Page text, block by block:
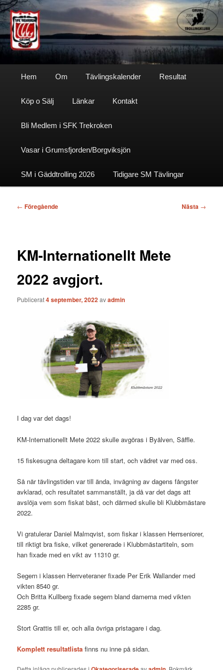
Hoppa
till
primärt
innehållSfktrekroken
Hem Om Tävlingskalender Resultat
Köp o Sälj Länkar Kontakt
Bli Medlem i SFK Trekroken
Vasar i Grumsfjorden/Borgviksjön
SM i Gäddtrolling 2026 Tidigare SM Tävlingar
Inläggsnavigering
← Föregående Nästa →
KM-Internationellt Mete
2022 avgjort.
Publicerat4 september, 2022avadmin
I dag var det dags!
KM-Internationellt Mete 2022 skulle avgöras i Byälven, Säffle.
15 fiskesugna deltagare kom till start, och vädret var med oss.
Så när tävlingstiden var till ända, invägning av dagens fångster
avklarad, och resultatet sammanställt, ja då var det dags att
avslöja vem som fiskat bäst, och därmed skulle bli Klubbmästare
2022.
Vi gratulerar Daniel Malmqvist, som fiskar i klassen Herrseniorer,
till riktigt bra fiske, vilket genererade i Klubbmästartiteln, som
han fixade med en vikt av 11310 gr.
Segern i klassen Herrveteraner fixade Per Erik Wallander med
vikten 8540 gr.
Och Britta Kullberg fixade segern bland damerna med vikten
2285 gr.
Stort Grattis till er, och alla övriga pristagare i dag.
Komplett resultatlista finns nu inne på sidan.